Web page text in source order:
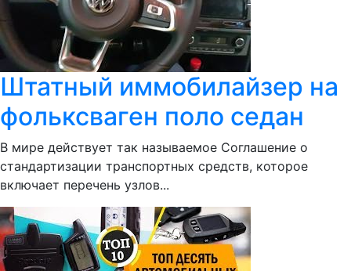
Штатный иммобилайзер на
фольксваген поло седан
В мире действует так называемое Соглашение о
стандартизации транспортных средств, которое
включает перечень узлов...